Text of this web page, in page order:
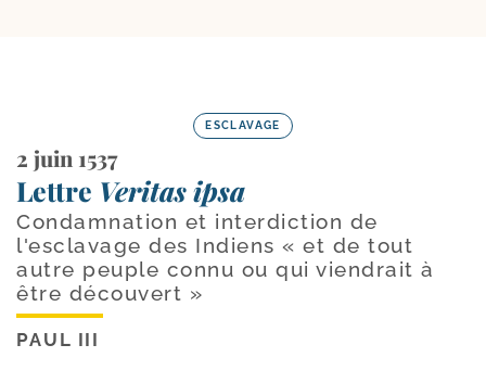
ESCLAVAGE
2 juin 1537
Lettre Veritas ipsa
Condamnation et interdiction de
l'esclavage des Indiens « et de tout
autre peuple connu ou qui viendrait à
être découvert »
PAUL III